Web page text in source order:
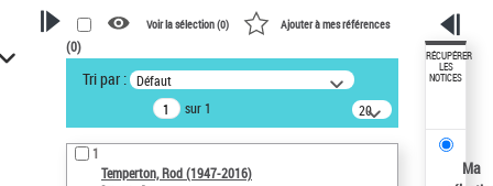
VOTRE RECHERCHE
Recherche avancée dans les
notices d’autorité
Œuvres liées à l'auteur :
Temperton, Rod (1947-2016)
Voir la sélection (0) Ajouter à mes références
(0)
Tri par : Défaut
sur 1
20
résultats/page
1
Temperton, Rod (1947-2016)
RÉCUPÉRER
LES
NOTICES
Ma